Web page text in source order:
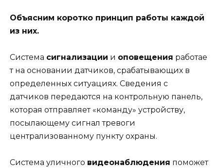
Объясним коротко принцип работы каждой
из них.
Система сигнализации и оповещения работае
т на основании датчиков, срабатывающих в
определенных ситуациях. Сведения с
датчиков передаются на контрольную панель,
которая отправляет «команду» устройству,
посылающему сигнал тревоги
централизованному пункту охраны.
Система уличного видеонаблюдения поможет